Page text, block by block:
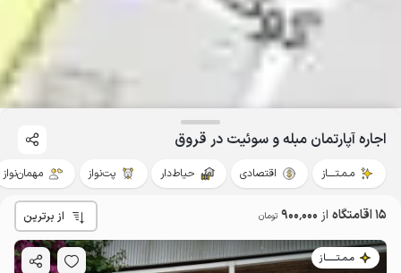
اجاره آپارتمان مبله و سوئیت در قروق
مـمـتــــاز اقتصادی حیاط‌دار پت‌نواز مهمان‌نواز
15 اقامتگاه از 900٬000 تومان از برترین
مـمـتــــــاز